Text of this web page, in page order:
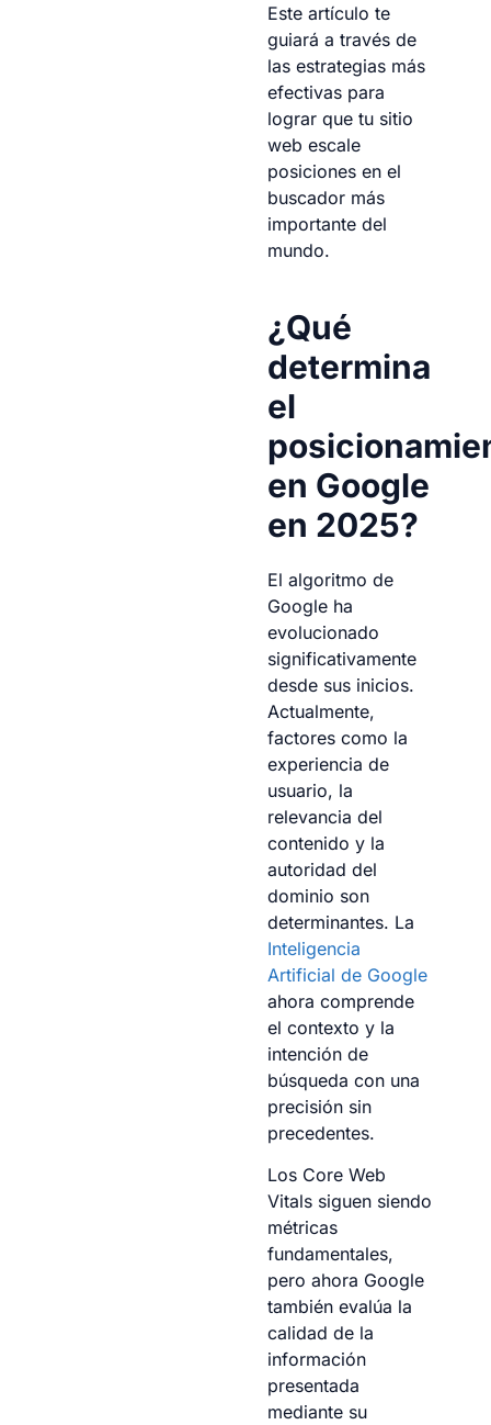
Este artículo te
guiará a través de
las estrategias más
efectivas para
lograr que tu sitio
web escale
posiciones en el
buscador más
importante del
mundo.
¿Qué
determina
el
en Google
en 2025?
El algoritmo de
Google ha
evolucionado
significativamente
desde sus inicios.
Actualmente,
factores como la
experiencia de
usuario, la
relevancia del
contenido y la
autoridad del
dominio son
determinantes. La
Inteligencia
Artificial de Google
ahora comprende
el contexto y la
intención de
búsqueda con una
precisión sin
precedentes.
Los Core Web
Vitals siguen siendo
métricas
fundamentales,
pero ahora Google
también evalúa la
calidad de la
información
presentada
mediante su